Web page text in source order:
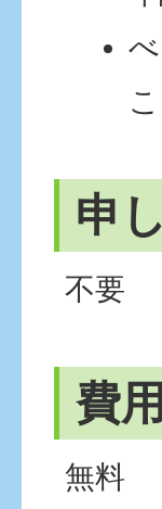
申
不要
費用
無料